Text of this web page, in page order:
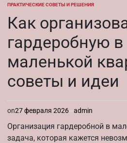
ОПУБЛИКОВАНО
ПРАКТИЧЕСКИЕ СОВЕТЫ И РЕШЕНИЯ
Как
гардеробную в
маленькой
советы и идеи
on27 февраля 2026 admin
Организация гардеробной в
задача, которая кажется